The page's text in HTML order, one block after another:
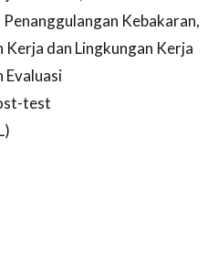
Kebakaran,
Kerja dan Lingkungan Kerja
Evaluasi
test